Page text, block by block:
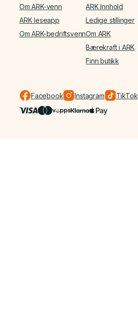
Om ARK-venn
ARK leseapp
Om ARK-bedriftsvenn
ARK Innhold
Ledige stillinger
Om ARK
Bærekraft i ARK
Finn butikk
Facebook Instagram TikTok